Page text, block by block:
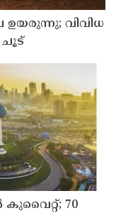
വിവിധ
ചൂട്
കുവൈറ്റ്; 70